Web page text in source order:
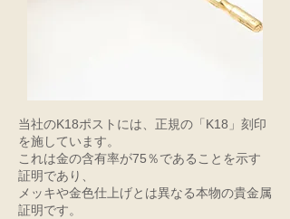
当社のK18ポストには、正規の「K18」刻印
を施しています。
これは金の含有率が75％であることを示す
証明であり、
メッキや金色仕上げとは異なる本物の貴金属
証明です。